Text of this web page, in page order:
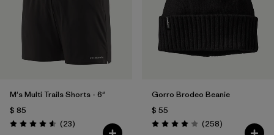
M's Multi Trails Shorts - 6"
$ 85
Valoración: 4.6 / 5
(23Comentarios
)
Gorro Brodeo Beanie
$ 55
Valoración: 4.1 / 5
(258Comentarios
)